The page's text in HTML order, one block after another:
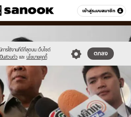
เข้าสู่ระบบสมาชิก
หมวดอื่นๆ
การใช้งานที่ดีที่สุดบน เว็บไซต์
ป็นส่วนตัว และ นโยบายคุกกี้
ตกลง